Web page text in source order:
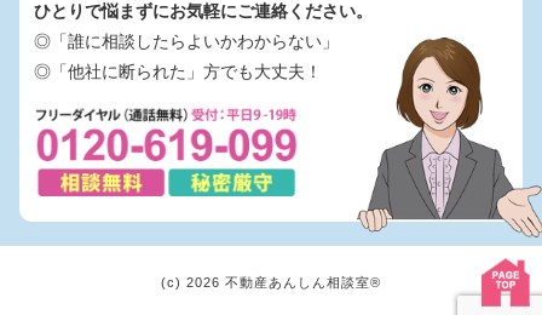
ひとりで悩まずにお気軽にご連絡ください。
◎「誰に相談したらよいかわからない」
◎「他社に断られた」方でも大丈夫！
(c) 2026 不動産あんしん相談室®︎